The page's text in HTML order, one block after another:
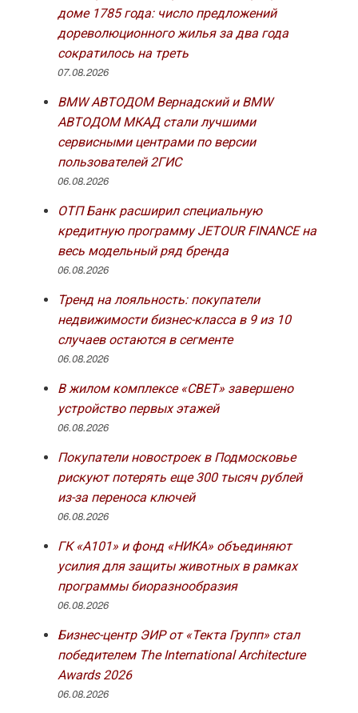
доме 1785 года: число предложений
дореволюционного жилья за два года
сократилось на треть
07.08.2026
BMW АВТОДОМ Вернадский и BMW
АВТОДОМ МКАД стали лучшими
сервисными центрами по версии
пользователей 2ГИС
06.08.2026
ОТП Банк расширил специальную
кредитную программу JETOUR FINANCE на
весь модельный ряд бренда
06.08.2026
Тренд на лояльность: покупатели
недвижимости бизнес-класса в 9 из 10
случаев остаются в сегменте
06.08.2026
В жилом комплексе «СВЕТ» завершено
устройство первых этажей
06.08.2026
Покупатели новостроек в Подмосковье
рискуют потерять еще 300 тысяч рублей
из-за переноса ключей
06.08.2026
ГК «А101» и фонд «НИКА» объединяют
усилия для защиты животных в рамках
программы биоразнообразия
06.08.2026
Бизнес-центр ЭИР от «Текта Групп» стал
победителем The International Architecture
Awards 2026
06.08.2026